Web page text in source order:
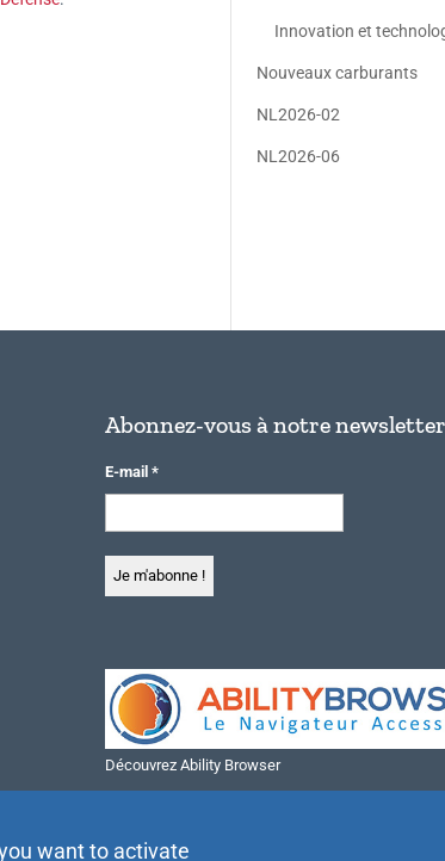
Innovation et
Nouveaux carburants
NL2026-02
NL2026-06
Abonnez-vous à notre newsletter
E-mail *
Découvrez Ability Browser
want to activate